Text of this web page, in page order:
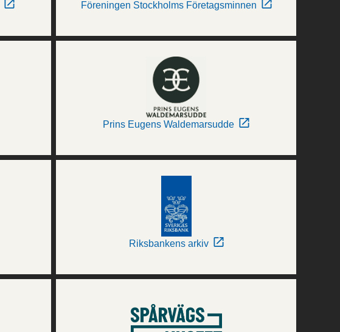
Föreningen Stockholms Företagsminnen
Prins Eugens Waldemarsudde
Riksbankens arkiv